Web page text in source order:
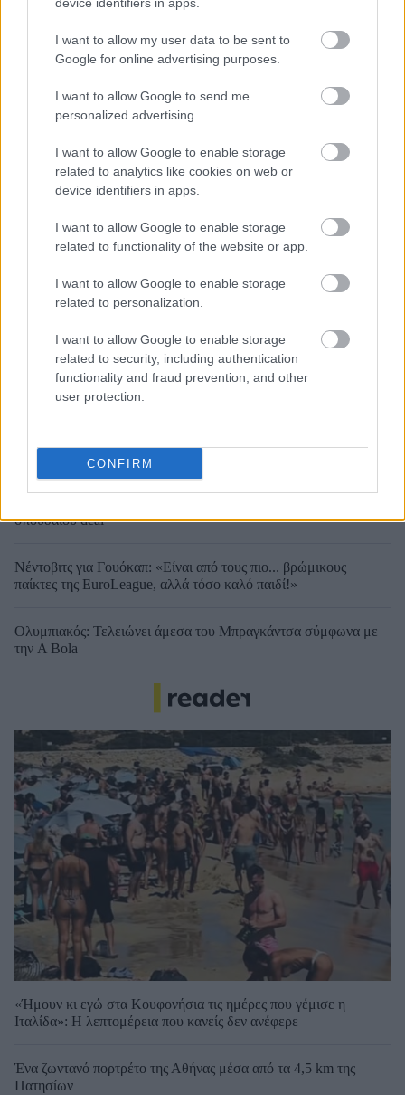
I want to allow my user data to be sent to
Google for online advertising purposes.
I want to allow Google to send me
personalized advertising.
I want to allow Google to enable storage
related to analytics like cookies on web or
device identifiers in apps.
I want to allow Google to enable storage
related to functionality of the website or app.
I want to allow Google to enable storage
related to personalization.
I want to allow Google to enable storage
related to security, including authentication
functionality and fraud prevention, and other
user protection.
CONFIRM
BEST OF INTERNET
σπουδαίου deal
Νέντοβιτς για Γουόκαπ: «Είναι από τους πιο... βρώμικους
παίκτες της EuroLeague, αλλά τόσο καλό παιδί!»
Ολυμπιακός: Τελειώνει άμεσα του Μπραγκάντσα σύμφωνα με
την A Bola
«Ήμουν κι εγώ στα Κουφονήσια τις ημέρες που γέμισε η
Ιταλίδα»: Η λεπτομέρεια που κανείς δεν ανέφερε
Ένα ζωντανό πορτρέτο της Αθήνας μέσα από τα 4,5 km της
Πατησίων